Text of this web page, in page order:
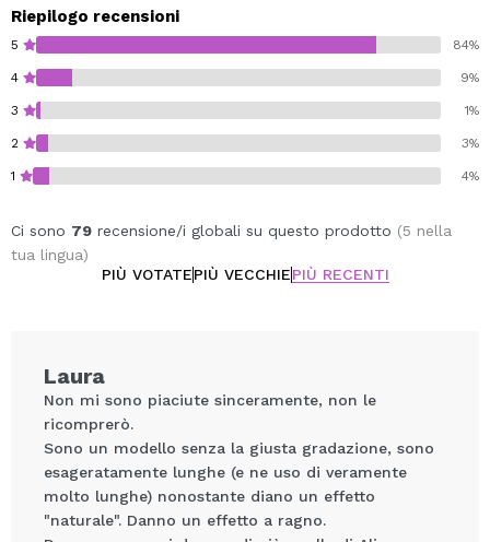
Riepilogo recensioni
5 84%
4 9%
3 1%
2 3%
1 4%
Ci sono 79 recensione/i globali su questo prodotto (5 nella
tua lingua)
PIÙ VOTATEPIÙ VECCHIEPIÙ RECENTI
Laura
Non mi sono piaciute sinceramente, non le
ricomprerò.
Sono un modello senza la giusta gradazione, sono
esageratamente lunghe (e ne uso di veramente
molto lunghe) nonostante diano un effetto
"naturale". Danno un effetto a ragno.